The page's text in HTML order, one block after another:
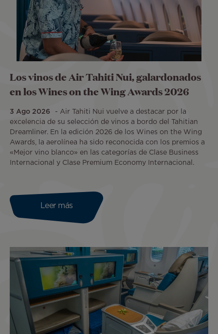
Los vinos de Air Tahiti Nui, galardonados
en los Wines on the Wing Awards 2026
3 Ago 2026
Air Tahiti Nui vuelve a destacar por la
excelencia de su selección de vinos a bordo del Tahitian
Dreamliner. En la edición 2026 de los Wines on the Wing
Awards, la aerolínea ha sido reconocida con los premios a
«Mejor vino blanco» en las categorías de Clase Business
Internacional y Clase Premium Economy Internacional.
Leer más